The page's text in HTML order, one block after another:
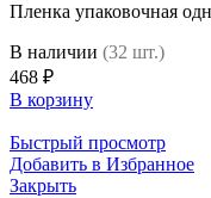
Пленка упаковочная
В наличии (32 шт.)
468 ₽
В корзину
Быстрый просмотр
Добавить в Избранное
Закрыть